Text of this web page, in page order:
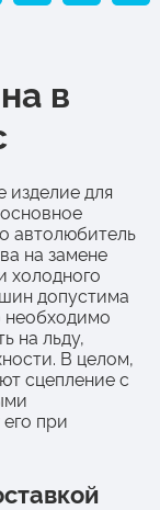
в
изделие для
автолюбитель
на замене
холодного
допустима
необходимо
на льду,
В целом,
сцепление с
при